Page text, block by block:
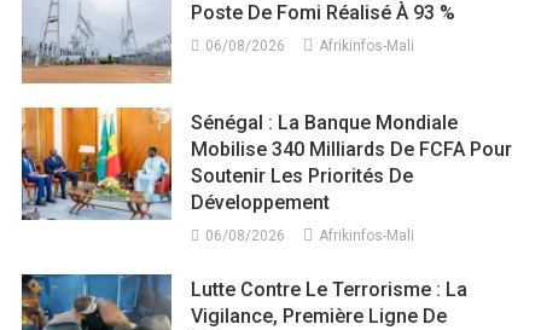
Poste De Fomi Réalisé À 93 %
06/08/2026 Afrikinfos-Mali
Sénégal : La Banque Mondiale
Mobilise 340 Milliards De FCFA Pour
Soutenir Les Priorités De
Développement
06/08/2026 Afrikinfos-Mali
Lutte Contre Le Terrorisme : La
Vigilance, Première Ligne De